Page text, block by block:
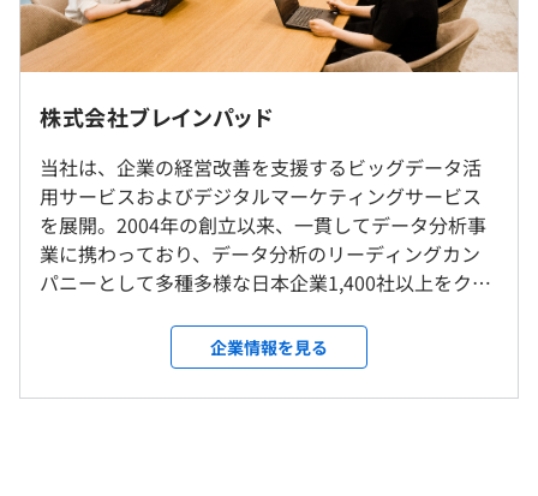
▪️ヤフー株式会社
10年以上にわたりデータ活用をご支援させていただいて
いる、ブレインパッドのトップクライアントの一つ。
▪️伊藤忠商事株式会社
DXを前提とした成長戦略を掲げる同社と資本業務提携。
顧客創造価値の増大に加え、SDGs、ESG領域の価値創造
も目指す。
「マテリアルズ・インフォマティクス（MI）」を活用し
た解析サービスの立ち上げを支援。
さま先での常駐は少なめです）
※リモート（在宅勤務）可
就業場所の変更範囲
＜雇入時＞
会社の定める場所（テレワークを行う場所を含む）
＜変更範囲＞
変更なし
受動喫煙防止措置に関する事項
屋内禁煙（屋外に喫煙場所あり）
（※想定年収は年収提示額を保証するものではありません）
フレックスタイム制（コアタイム11：00〜16：00）
標準勤務時間：8時間/日
休憩時間：60分 ※昼食時間は業務の都合により各々の自
平均残業時間：平均10時間42分／月
研修の有無及び内容
礎を学んだ上で、先輩社員を仮想顧客としたプロジェクト
体験に取り組んでいただきます。
自己啓発支援の有無及びその内容
・『SKILL-UP-AID』年額12万円まで、個人のスキルアッ
プのために活用出来る制度です。多くの社員が活用し、ス
キルアップに努めています。
・『BOOK-AID』業務に必要な書籍であれば、全額会社が
購入サポートします。
メンター制度の有無
あり
株式会社ブレインパッド
当社は、企業の経営改善を支援するビッグデータ活
用サービスおよびデジタルマーケティングサービス
を展開。2004年の創立以来、一貫してデータ分析事
業に携わっており、データ分析のリーディングカン
パニーとして多種多様な日本企業1,400社以上をクラ
す。「データ活用の促進を通じて持続可能な未来をつ
くる」をミッションとして、「ビッグデータ」とい
う言葉もない時代からデータの重要性に着目し続け
企業情報を見る